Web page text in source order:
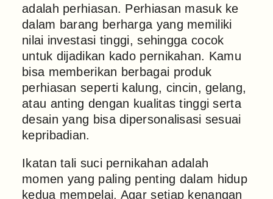
adalah perhiasan. Perhiasan masuk ke
dalam barang berharga yang memiliki
nilai investasi tinggi, sehingga cocok
untuk dijadikan kado pernikahan. Kamu
bisa memberikan berbagai produk
perhiasan seperti kalung, cincin, gelang,
atau anting dengan kualitas tinggi serta
desain yang bisa dipersonalisasi sesuai
kepribadian.
Ikatan tali suci pernikahan adalah
momen yang paling penting dalam hidup
kedua mempelai. Agar setiap kenangan